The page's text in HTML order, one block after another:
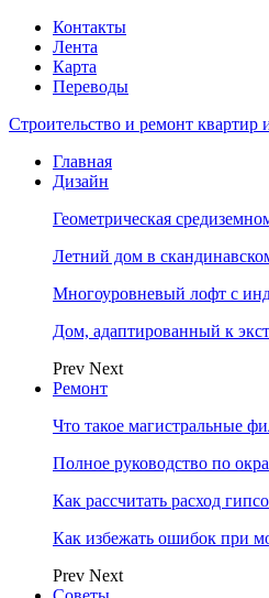
Контакты
Лента
Карта
Переводы
Строительство и ремонт квартир
Главная
Дизайн
Геометрическая
Летний дом в
Многоуровневый лофт с
Дом, адаптированный к
Prev Next
Ремонт
Что такое магистральные
Полное руководство по
Как рассчитать расход
Как избежать ошибок при
Prev Next